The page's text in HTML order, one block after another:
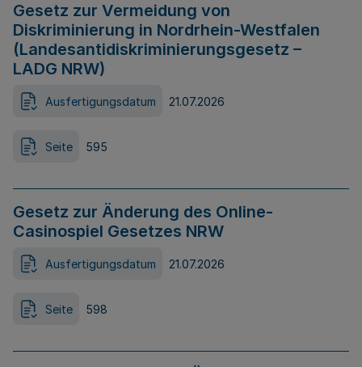
Gesetz zur Vermeidung von
Diskriminierung in Nordrhein-Westfalen
(Landesantidiskriminierungsgesetz –
LADG NRW)
Ausfertigungsdatum 21.07.2026
Seite 595
Gesetz zur Änderung des Online-
Casinospiel Gesetzes NRW
Ausfertigungsdatum 21.07.2026
Seite 598